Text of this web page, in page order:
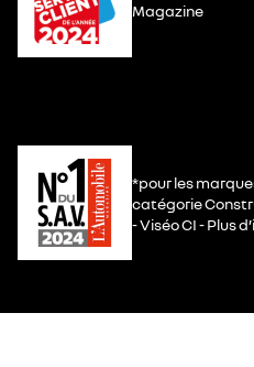
Magazine
*pour les
catégorie
- Viséo CI - Plus